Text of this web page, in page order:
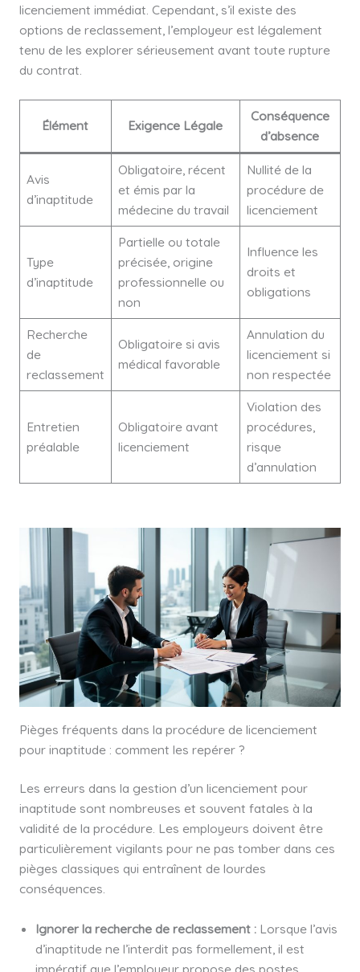
licenciement immédiat. Cependant, s’il existe des
options de reclassement, l’employeur est légalement
tenu de les explorer sérieusement avant toute rupture
du contrat.
Élément Exigence Légale
Conséquence
d’absence
Avis
d’inaptitude
Obligatoire, récent
et émis par la
médecine du travail
Nullité de la
procédure de
licenciement
Type
d’inaptitude
Partielle ou totale
précisée, origine
professionnelle ou
non
Influence les
droits et
obligations
Recherche
de
reclassement
Obligatoire si avis
médical favorable
Annulation du
licenciement si
non respectée
Entretien
préalable
Obligatoire avant
licenciement
Violation des
procédures,
risque
d’annulation
Pièges fréquents dans la procédure de licenciement
pour inaptitude : comment les repérer ?
Les erreurs dans la gestion d’un licenciement pour
inaptitude sont nombreuses et souvent fatales à la
validité de la procédure. Les employeurs doivent être
particulièrement vigilants pour ne pas tomber dans ces
pièges classiques qui entraînent de lourdes
conséquences.
Ignorer la recherche de reclassement :Lorsque l’avis
d’inaptitude ne l’interdit pas formellement, il est
impératif que l’employeur propose des postes